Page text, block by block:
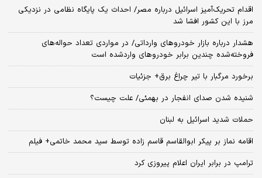
اقدام تحریک‌آمیز اسرائیل درباره مصر/ احداث یک پایگاه نظامی در نزدیکی
مرز با این کشور افشا شد
هشدار درباره بازار خودروهای وارداتی/ در مواردی تعداد حواله‌های
فروخته‌شده چندین برابر خودروهای واردشده است
برخورد مرگبار با تیر چراغ برق+ جزئیات
شنیده شدن صدای انفجار در بهمئی/ علت چیست؟
حملات شدید اسرائیل به لبنان
اقامه نماز بر پیکر ابوالقاسم قاسم زاده توسط سید محمد خاتمی+ فیلم
ترامپ در برابر ایران اعلام پیروزی کرد